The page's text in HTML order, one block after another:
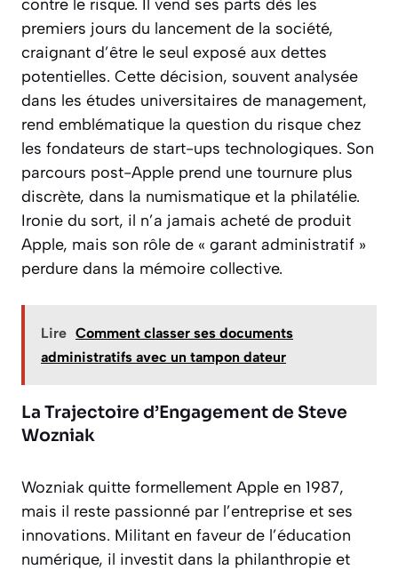
contre le risque. Il vend ses parts dès les
premiers jours du lancement de la société,
craignant d’être le seul exposé aux dettes
potentielles. Cette décision, souvent analysée
dans les études universitaires de management,
rend emblématique la question du risque chez
les fondateurs de start-ups technologiques. Son
parcours post-Apple prend une tournure plus
discrète, dans la numismatique et la philatélie.
Ironie du sort, il n’a jamais acheté de produit
Apple, mais son rôle de « garant administratif »
perdure dans la mémoire collective.
Lire Comment classer ses documents
administratifs avec un tampon dateur
La Trajectoire d’Engagement de Steve
Wozniak
Wozniak quitte formellement Apple en 1987,
mais il reste passionné par l’entreprise et ses
innovations. Militant en faveur de l’éducation
numérique, il investit dans la philanthropie et